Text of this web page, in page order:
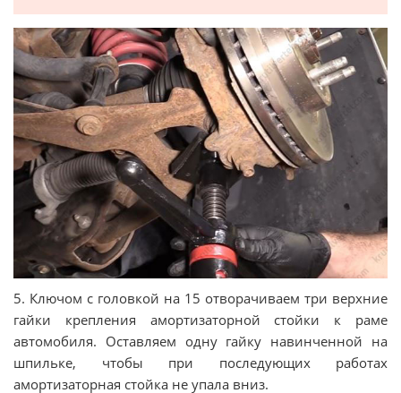
5. Ключом с головкой на 15 отворачиваем три верхние
гайки крепления амортизаторной стойки к раме
автомобиля. Оставляем одну гайку навинченной на
шпильке, чтобы при последующих работах
амортизаторная стойка не упала вниз.